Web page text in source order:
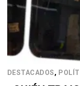
DESTACADOS,